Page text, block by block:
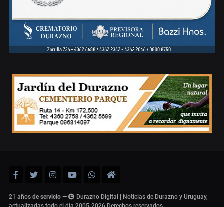
21 años de servicio —
Durazno Digital | Noticias de Durazno y Uruguay,
actualizadas todo el día 2005-2026 Derechos reservados